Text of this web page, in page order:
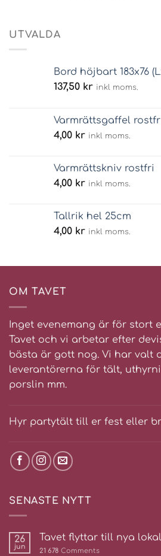
UTVALDA
Bord höjbart 183x76
137,50 kr inkl moms.
Varmrättsgaffel
4,00 kr inkl moms.
Varmrättskniv rostfri
4,00 kr inkl moms.
Tallrik hel 25cm
4,00 kr inkl moms.
OM TAVET
Inget evenemang är för stort
Tavet och vi arbetar efter
bästa är gott nog. Vi har valt
leverantörerna för tält,
porslin mm.
Hyr partytält till er fest eller
SENASTE NYTT
26
jun
Tavet flyttar till nya
21 678 Comments